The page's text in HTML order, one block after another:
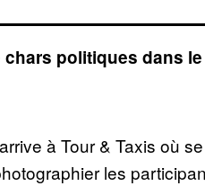
politiques dans
à Tour & Taxis où
les